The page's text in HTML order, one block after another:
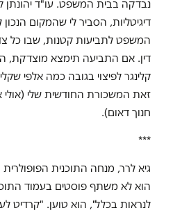
נבדקה בבית המשפט. עו"ד יהונתן
דיגיטליות, הסביר לי שהמקום
המשפט לתביעות קטנות, שבו כל
דין. אם התביעה תימצא מוצדקת,
קלינגר לפיצוי בגובה כמה אלפי
זאת המשכורת החודשית שלי
חנוך דאום).
***
גיא לרר, מנחה התוכנית הפופולרית
הוא לא משתף פוסטים בעמוד
לנראות בכלל", הוא טוען. "קרדיט